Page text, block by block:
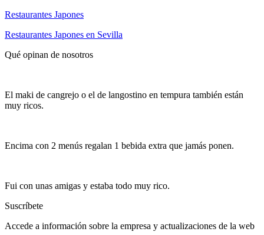
Restaurantes Japones
Restaurantes Japones en Sevilla
Qué opinan de nosotros
El maki de cangrejo o el de langostino en tempura también están
muy ricos.
Encima con 2 menús regalan 1 bebida extra que jamás ponen.
Fui con unas amigas y estaba todo muy rico.
Suscríbete
Accede a información sobre la empresa y actualizaciones de la web